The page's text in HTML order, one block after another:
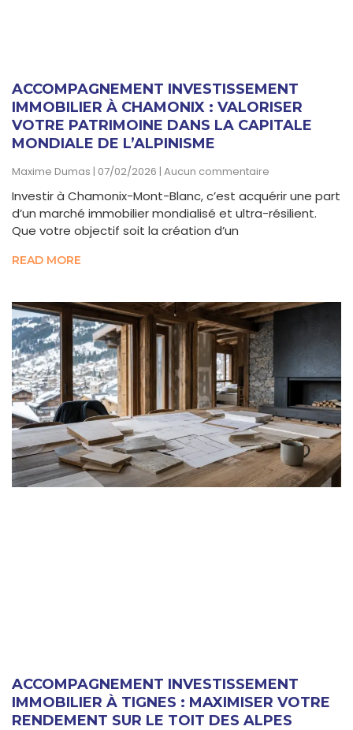
ACCOMPAGNEMENT INVESTISSEMENT
IMMOBILIER À CHAMONIX : VALORISER
VOTRE PATRIMOINE DANS LA CAPITALE
MONDIALE DE L’ALPINISME
Maxime Dumas 07/02/2026 Aucun commentaire
Investir à Chamonix-Mont-Blanc, c’est acquérir une part
d’un marché immobilier mondialisé et ultra-résilient.
Que votre objectif soit la création d’un
READ MORE
ACCOMPAGNEMENT INVESTISSEMENT
IMMOBILIER À TIGNES : MAXIMISER VOTRE
RENDEMENT SUR LE TOIT DES ALPES